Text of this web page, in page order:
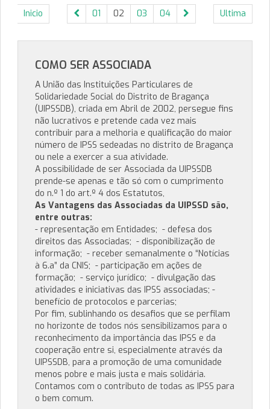
Inicio 01 02 03 04 Ultima
COMO SER ASSOCIADA
A União das Instituições Particulares de
Solidariedade Social do Distrito de Bragança
(UIPSSDB), criada em Abril de 2002, persegue fins
não lucrativos e pretende cada vez mais
contribuir para a melhoria e qualificação do maior
número de IPSS sedeadas no distrito de Bragança
ou nele a exercer a sua atividade.
A possibilidade de ser Associada da UIPSSDB
prende-se apenas e tão só com o cumprimento
do n.º 1 do art.º 4 dos Estatutos,
As Vantagens das Associadas da UIPSSD são,
entre outras:
- representação em Entidades; - defesa dos
direitos das Associadas; - disponibilização de
informação; - receber semanalmente o “Notícias
à 6.a” da CNIS; - participação em ações de
formação; - serviço jurídico; - divulgação das
atividades e iniciativas das IPSS associadas; -
benefício de protocolos e parcerias;
Por fim, sublinhando os desafios que se perfilam
no horizonte de todos nós sensibilizamos para o
reconhecimento da importância das IPSS e da
cooperação entre si, especialmente através da
UIPSSDB, para a promoção de uma comunidade
menos pobre e mais justa e mais solidária.
Contamos com o contributo de todas as IPSS para
o bem comum.